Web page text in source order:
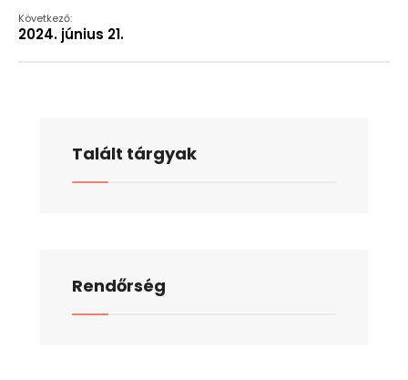
Következő:
2024. június 21.
Talált tárgyak
Rendőrség